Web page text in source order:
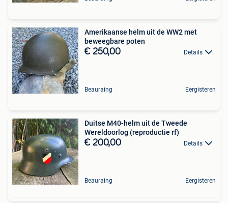
Amerikaanse helm uit de WW2 met
beweegbare poten
€ 250,00 Details
Beauraing Eergisteren
Duitse M40-helm uit de Tweede
Wereldoorlog (reproductie rf)
€ 200,00 Details
Beauraing Eergisteren